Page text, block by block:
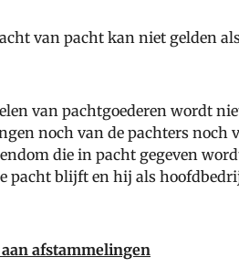
van pacht kan niet gelden
van pachtgoederen wordt
noch van de pachters noch
die in pacht gegeven
pacht blijft en hij als
afstammelingen